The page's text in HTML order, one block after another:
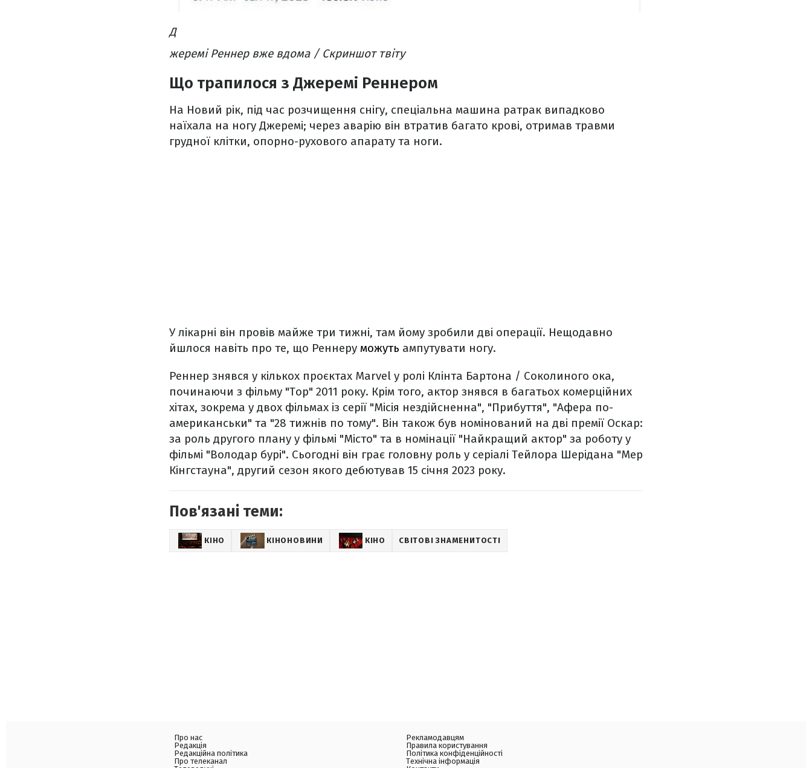
Д
жеремі Реннер вже вдома / Скриншот твіту
Що трапилося з Джеремі Реннером
На Новий рік, під час розчищення снігу, спеціальна машина ратрак випадково
наїхала на ногу Джеремі; через аварію він втратив багато крові, отримав травми
грудної клітки, опорно-рухового апарату та ноги.
У лікарні він провів майже три тижні, там йому зробили дві операції. Нещодавно
йшлося навіть про те, що Реннеру можуть ампутувати ногу.
Реннер знявся у кількох проєктах Marvel у ролі Клінта Бартона / Соколиного ока,
починаючи з фільму "Тор" 2011 року. Крім того, актор знявся в багатьох комерційних
хітах, зокрема у двох фільмах із серії "Місія нездійсненна", "Прибуття", "Афера по-
американськи" та "28 тижнів по тому". Він також був номінований на дві премії Оскар:
за роль другого плану у фільмі "Місто" та в номінації "Найкращий актор" за роботу у
фільмі "Володар бурі". Сьогодні він грає головну роль у серіалі Тейлора Шерідана "Мер
Кінгстауна", другий сезон якого дебютував 15 січня 2023 року.
Пов'язані теми:
КІНО КІНОНОВИНИ КІНО СВІТОВІ ЗНАМЕНИТОСТІ
Про нас
Редакція
Редакційна політика
Про телеканал
Рекламодавцям
Правила користування
Політика конфіденційності
Технічна інформація